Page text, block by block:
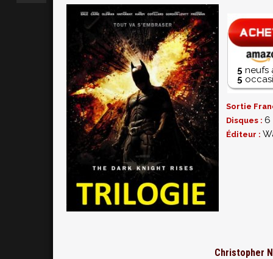
5 neufs
5
Sortie
Disques : 6
Éditeur :
Christopher